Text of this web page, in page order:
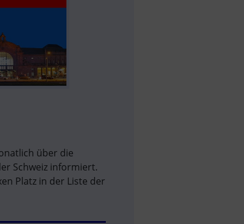
über die
Schweiz informiert.
Platz in der Liste der